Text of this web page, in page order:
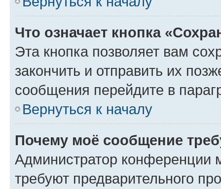
Что означает кнопка
Эта кнопка позволяет вам
закончить и отправить их
сообщения перейдите в
Вернуться к началу
Почему моё сообщение
Администратор конференции
требуют предварительного